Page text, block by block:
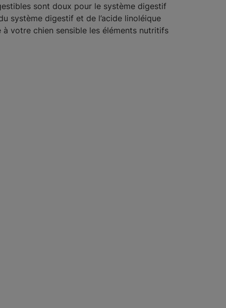
sont doux pour le système digestif
système digestif et de l’acide linoléique
votre chien sensible les éléments nutritifs